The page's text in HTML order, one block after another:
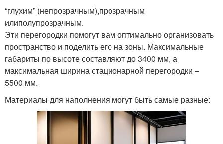
“глухим” (непрозрачным),прозрачным
илиполупрозрачным.
Эти перегородки помогут вам оптимально организовать
пространство и поделить его на зоны. Максимальные
габариты по высоте составляют до 3400 мм, а
максимальная ширина стационарной перегородки –
5500 мм.
Материалы для наполнения могут быть самые разные: